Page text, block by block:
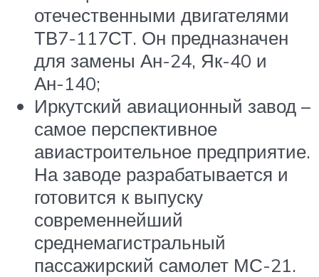
отечественными двигателями
ТВ7-117СТ. Он предназначен
для замены Ан-24, Як-40 и
Ан-140;
Иркутский авиационный завод –
самое перспективное
авиастроительное предприятие.
На заводе разрабатывается и
готовится к выпуску
современнейший
среднемагистральный
пассажирский самолет МС-21.